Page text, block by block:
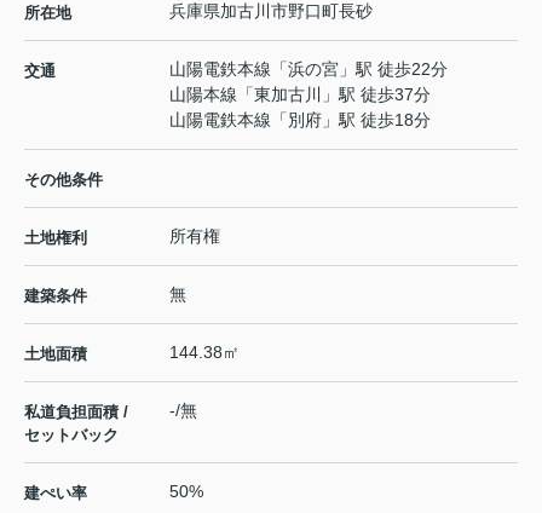
所在地 兵庫県加古川市野口町長砂
交通 山陽電鉄本線 「浜の宮 」駅 徒歩22分
山陽本線 「東加古川
」駅 徒歩37分
山陽電鉄本線 「別府 」駅 徒歩18分
その他条件
土地権利 所有権
建築条件 無
土地面積 144.38㎡
私道負担面積 /
セットバック
-/無
建ぺい率 50%